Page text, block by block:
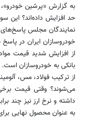
به گزارش «پرشین
حد افزایش داده‌اند؟ این
نمایندگان مجلس پاسخ‌های
خودروسازان ایران در
از افزایش شدید قیمت
بانکی به خودروسازان
از ترکیب فولاد، مس،
داشته و نرخ ارز نیز چند
به عنوان محصول نهایی